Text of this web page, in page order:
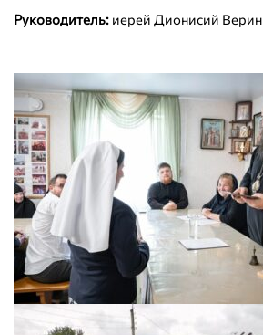
Руководитель: иерей Дионисий Верин